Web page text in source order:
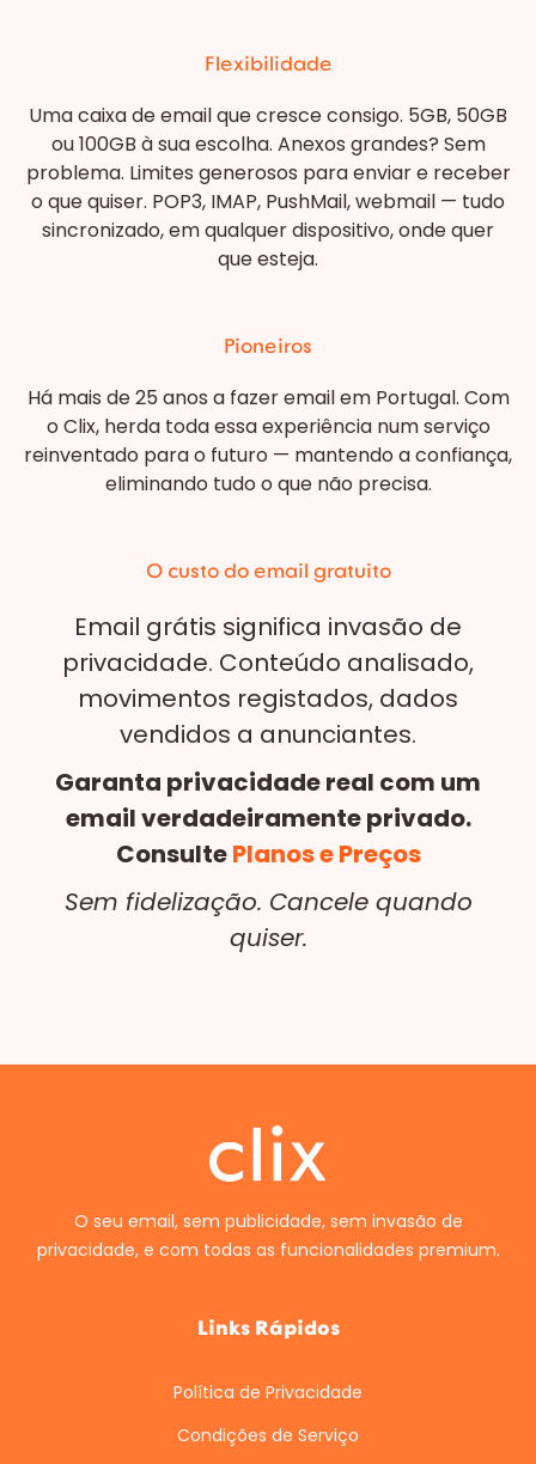
Flexibilidade
Uma caixa de email que cresce consigo. 5GB, 50GB
ou 100GB à sua escolha. Anexos grandes? Sem
problema. Limites generosos para enviar e receber
o que quiser. POP3, IMAP, PushMail, webmail — tudo
sincronizado, em qualquer dispositivo, onde quer
que esteja.
Pioneiros
Há mais de 25 anos a fazer email em Portugal. Com
o Clix, herda toda essa experiência num serviço
reinventado para o futuro — mantendo a confiança,
eliminando tudo o que não precisa.
O custo do email gratuito
Email grátis significa invasão de
privacidade. Conteúdo analisado,
movimentos registados, dados
vendidos a anunciantes.
Garanta privacidade real com um
email verdadeiramente privado.
ConsultePlanos e Preços
Sem fidelização. Cancele quando
quiser.
O seu email, sem publicidade, sem invasão de
privacidade, e com todas as funcionalidades premium.
Links Rápidos
Política de Privacidade
Condições de Serviço